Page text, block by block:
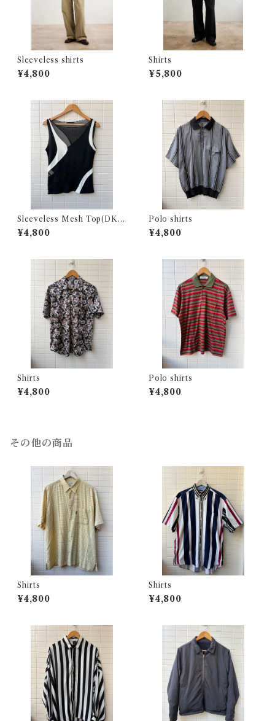
Sleeveless shirts
¥4,800
Shirts
¥5,800
Sleeveless Mesh Top(DKN
Y)
¥4,800
Polo shirts
¥4,800
Shirts
¥4,800
Polo shirts
¥4,800
その他の商品
Shirts
¥4,800
Shirts
¥4,800